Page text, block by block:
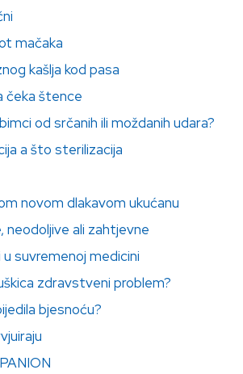
mačaka
kašlja kod pasa
čeka štence
od srčanih ili moždanih udara?
a što sterilizacija
novom dlakavom ukućanu
neodoljive ali zahtjevne
suvremenoj medicini
zdravstveni problem?
bjesnoću?